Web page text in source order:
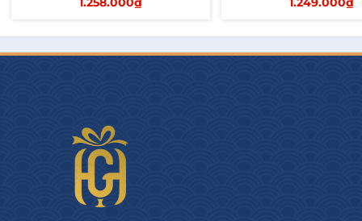
- Thiết kế câu chuyện quà tặng Signature cho từng
Doanh Nghiệp (Logo, màu sắc...)
- Cung cấp hóa đơn và chứng từ đầy đủ, minh bạch.
- Đáp ứng Số Lượng Lớn và giao hàng Nhanh trên
toàn quốc.
Thêm vào giỏ Thêm vào giỏ